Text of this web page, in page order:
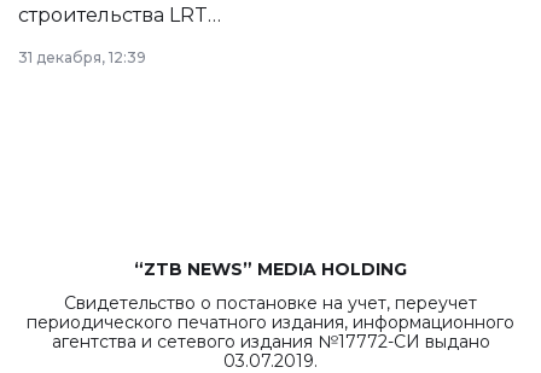
строительства LRT
в Астане из
республиканского
31 декабря, 12:39
“ZTB NEWS” MEDIA HOLDING
Свидетельство о постановке на учет, переучет
периодического печатного издания, информационного
агентства и сетевого издания №17772-СИ выдано
03.07.2019.